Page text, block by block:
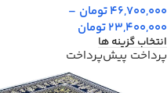
46,700,000تومان –
23,400,000تومان
انتخاب گزینه ها
پرداخت پیش‌پرداخت